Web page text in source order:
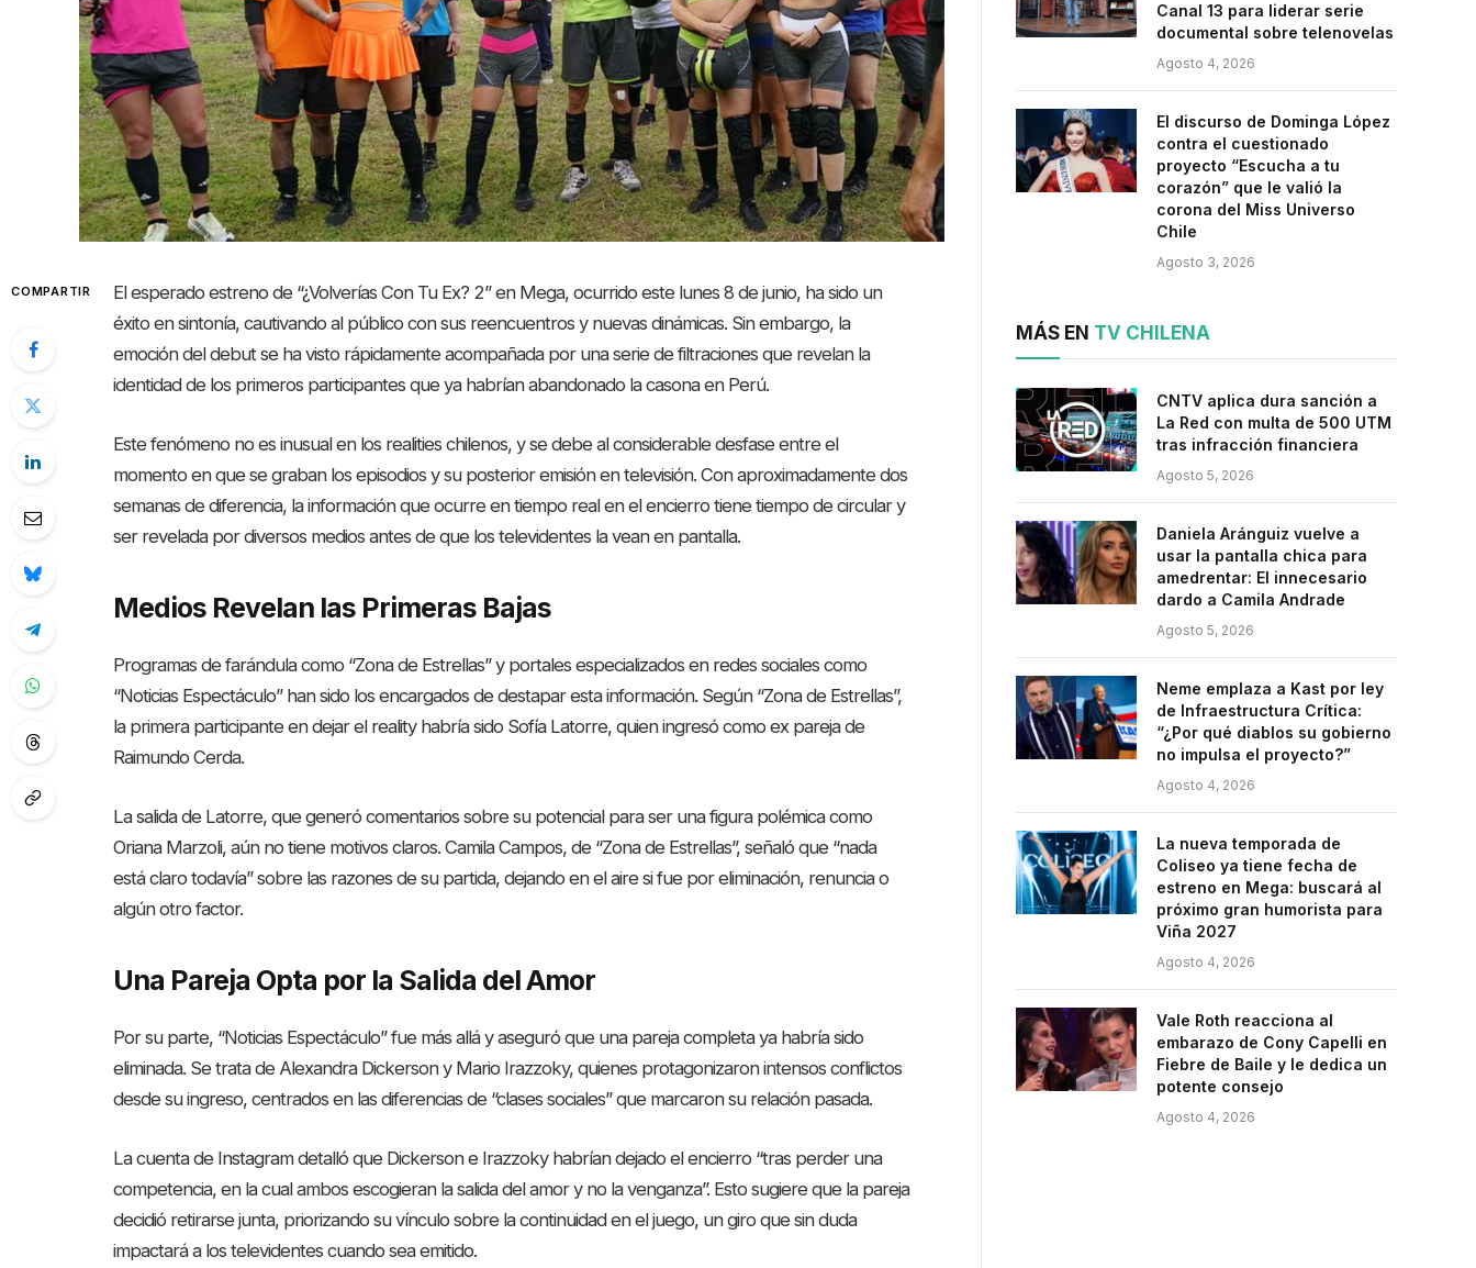
COMPARTIR
El esperado estreno de “¿Volverías Con Tu Ex? 2” en Mega, ocurrido este lunes 8 de junio, ha sido un
éxito en sintonía, cautivando al público con sus reencuentros y nuevas dinámicas. Sin embargo, la
emoción del debut se ha visto rápidamente acompañada por una serie de filtraciones que revelan la
identidad de los primeros participantes que ya habrían abandonado la casona en Perú.
Este fenómeno no es inusual en los realities chilenos, y se debe al considerable desfase entre el
momento en que se graban los episodios y su posterior emisión en televisión. Con aproximadamente dos
semanas de diferencia, la información que ocurre en tiempo real en el encierro tiene tiempo de circular y
ser revelada por diversos medios antes de que los televidentes la vean en pantalla.
Medios Revelan las Primeras Bajas
Programas de farándula como “Zona de Estrellas” y portales especializados en redes sociales como
“Noticias Espectáculo” han sido los encargados de destapar esta información. Según “Zona de Estrellas”,
la primera participante en dejar el reality habría sido Sofía Latorre, quien ingresó como ex pareja de
Raimundo Cerda.
La salida de Latorre, que generó comentarios sobre su potencial para ser una figura polémica como
Oriana Marzoli, aún no tiene motivos claros. Camila Campos, de “Zona de Estrellas”, señaló que “nada
está claro todavía” sobre las razones de su partida, dejando en el aire si fue por eliminación, renuncia o
algún otro factor.
Una Pareja Opta por la Salida del Amor
Por su parte, “Noticias Espectáculo” fue más allá y aseguró que una pareja completa ya habría sido
eliminada. Se trata de Alexandra Dickerson y Mario Irazzoky, quienes protagonizaron intensos conflictos
desde su ingreso, centrados en las diferencias de “clases sociales” que marcaron su relación pasada.
La cuenta de Instagram detalló que Dickerson e Irazzoky habrían dejado el encierro “tras perder una
competencia, en la cual ambos escogieran la salida del amor y no la venganza”. Esto sugiere que la pareja
decidió retirarse junta, priorizando su vínculo sobre la continuidad en el juego, un giro que sin duda
impactará a los televidentes cuando sea emitido.
Canal 13 para liderar serie
documental sobre telenovelas
Agosto 4, 2026
El discurso de Dominga López
contra el cuestionado
proyecto “Escucha a tu
corazón” que le valió la
corona del Miss Universo
Chile
Agosto 3, 2026
MÁS EN TV CHILENA
CNTV aplica dura sanción a
La Red con multa de 500 UTM
tras infracción financiera
Agosto 5, 2026
Daniela Aránguiz vuelve a
usar la pantalla chica para
amedrentar: El innecesario
dardo a Camila Andrade
Agosto 5, 2026
Neme emplaza a Kast por ley
de Infraestructura Crítica:
“¿Por qué diablos su gobierno
no impulsa el proyecto?”
Agosto 4, 2026
La nueva temporada de
Coliseo ya tiene fecha de
estreno en Mega: buscará al
próximo gran humorista para
Viña 2027
Agosto 4, 2026
Vale Roth reacciona al
embarazo de Cony Capelli en
Fiebre de Baile y le dedica un
potente consejo
Agosto 4, 2026